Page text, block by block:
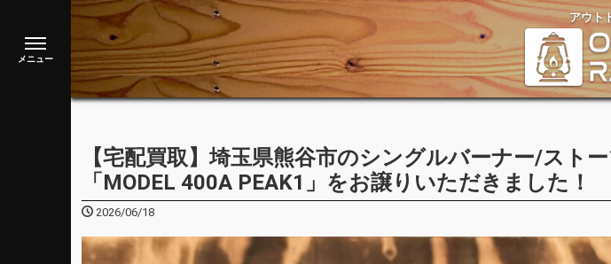
アウト
【宅配買取】埼玉県熊谷市のシングルバーナー/スト
「MODEL 400A PEAK1」をお譲りいただきました！
2026/06/18